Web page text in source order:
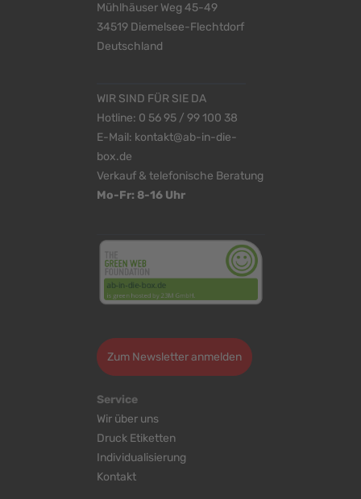
Mühlhäuser Weg 45-49
34519 Diemelsee-Flechtdorf
Deutschland
WIR SIND FÜR SIE DA
Hotline: 0 56 95 / 99 100 38
E-Mail: kontakt@ab-in-die-
box.de
Verkauf & telefonische Beratung
Mo-Fr: 8-16 Uhr
Zum Newsletter anmelden
Service
Wir über uns
Druck Etiketten
Individualisierung
Kontakt